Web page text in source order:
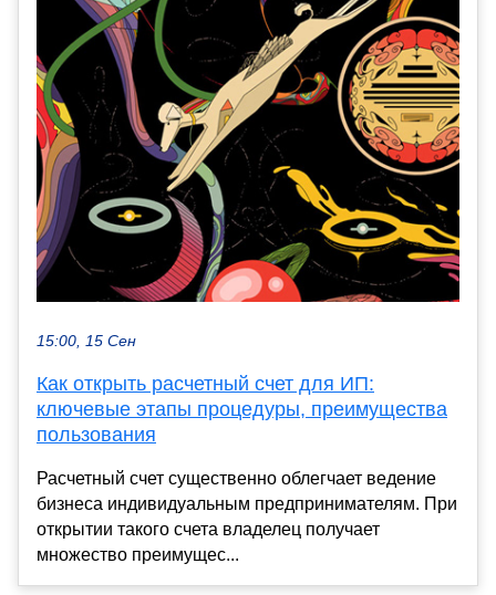
15:00, 15 Сен
Как открыть расчетный счет для ИП:
ключевые этапы процедуры, преимущества
пользования
Расчетный счет существенно облегчает ведение
бизнеса индивидуальным предпринимателям. При
открытии такого счета владелец получает
множество преимущес...